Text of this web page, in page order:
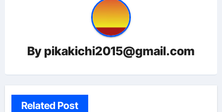
ョ
ン
By pikakichi2015@gmail.com
Related Post